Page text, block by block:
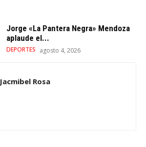
Jorge «La Pantera Negra» Mendoza
aplaude el...
DEPORTES agosto 4, 2026
Jacmibel Rosa